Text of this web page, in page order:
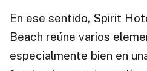
En ese sentido, Spirit
Beach reúne varios
especialmente bien en